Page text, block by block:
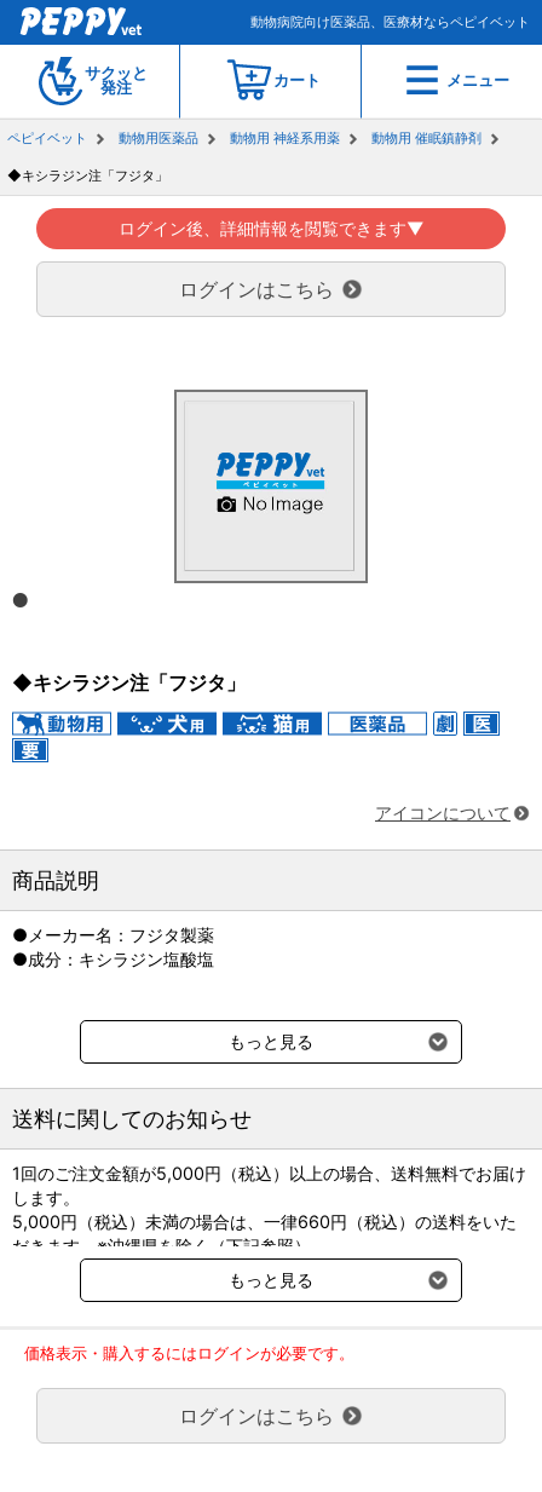
動物病院向け医薬品、医療材ならペピイベット
サクッと
発注
カート メニュー
ペピイベット 動物用医薬品 動物用 神経系用薬 動物用 催眠鎮静剤
◆キシラジン注「フジタ」
ログイン後、詳細情報を閲覧できます▼
ログインはこちら
◆キシラジン注「フジタ」
アイコンについて
商品説明
●メーカー名：フジタ製薬
●成分：キシラジン塩酸塩
もっと見る
送料に関してのお知らせ
1回のご注文金額が5,000円（税込）以上の場合、送料無料でお届け
します。
5,000円（税込）未満の場合は、一律660円（税込）の送料をいた
だきます。※沖縄県を除く（下記参照）
※2017年11月14日（火）より沖縄県へのお届けにつきましては、1
回のご注文金額（税込）が、30,000円以上で配送無料となります。
ご了承のほどよろしくお願い致します。
弊社都合でお届けが２回以上に分かれる場合の送料負担は、１回分
のみで新たな送料は発生しません。
大型商品送料が必要な商品をご注文の場合は、大型商品送料のみご
負担頂きます。
もっと見る
価格表示・購入するにはログインが必要です。
ログインはこちら